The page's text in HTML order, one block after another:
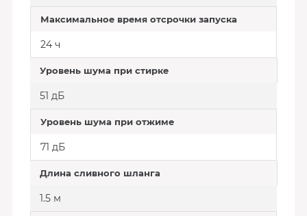
Максимальное время отсрочки запуска
24 ч
Уровень шума при стирке
51 дБ
Уровень шума при отжиме
71 дБ
Длина сливного шланга
1.5 м